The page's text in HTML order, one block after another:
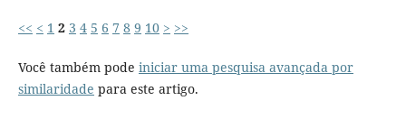
<< < 1 2 3 4 5 6 7 8 9 10 > >>
Você também pode iniciar uma pesquisa avançada por
similaridade para este artigo.